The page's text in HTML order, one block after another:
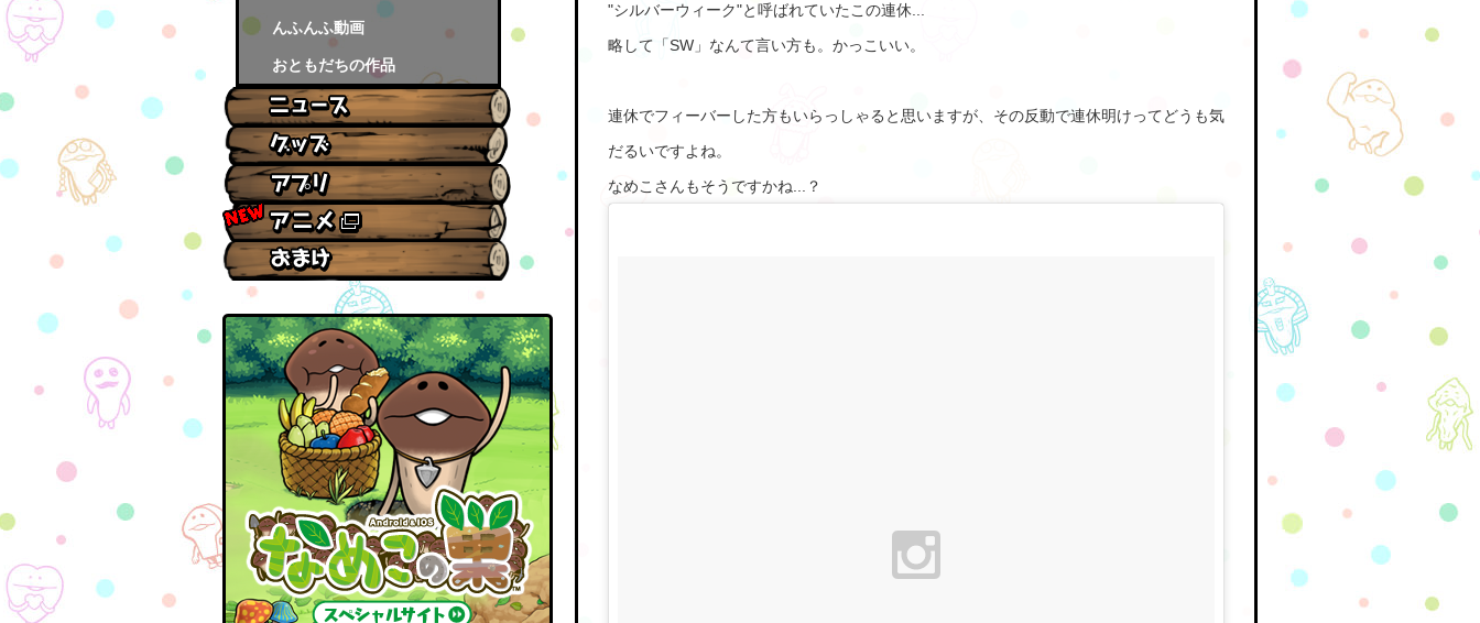
んふんふ動画
おともだちの作品
"シルバーウィーク"と呼ばれていたこの連休...
略して「SW」なんて言い方も。かっこいい。
連休でフィーバーした方もいらっしゃると思いますが、その反動で連休明けってどうも気
だるいですよね。
なめこさんもそうですかね...？